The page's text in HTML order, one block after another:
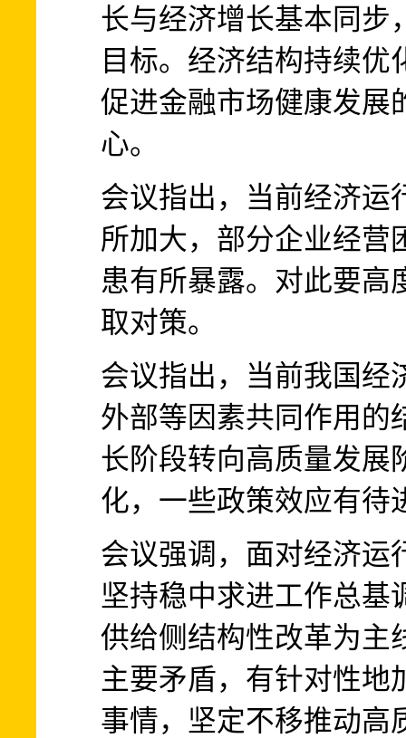
长与经济增长基本同步
目标。经济结构持续
促进金融市场健康发展
心。
会议指出，当前经济运
所加大，部分企业经营
患有所暴露。对此要高
取对策。
会议指出，当前我国经
外部等因素共同作用的
长阶段转向高质量发展
化，一些政策效应有待
会议强调，面对经济运
坚持稳中求进工作总基
供给侧结构性改革为主
主要矛盾，有针对性地
事情，坚定不移推动高